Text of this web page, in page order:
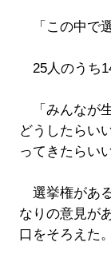
「この中で
25人のうち
「みんなが
どうしたらい
ってきたらい
選挙権があ
なりの意見が
口をそろえた。